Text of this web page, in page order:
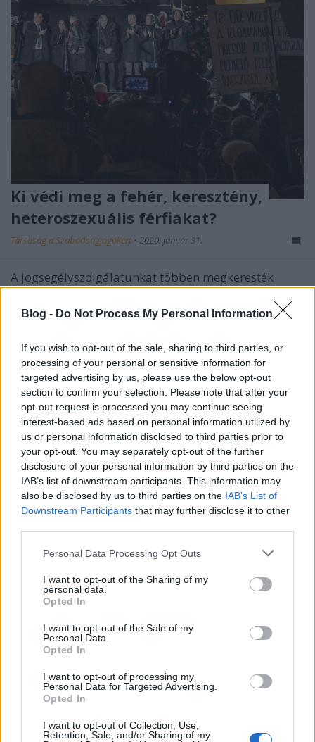
Blog - Do Not Process My Personal Information
If you wish to opt-out of the sale, sharing to third parties, or
processing of your personal or sensitive information for
targeted advertising by us, please use the below opt-out
section to confirm your selection. Please note that after your
opt-out request is processed you may continue seeing
interest-based ads based on personal information utilized by
us or personal information disclosed to third parties prior to
your opt-out. You may separately opt-out of the further
disclosure of your personal information by third parties on the
IAB’s list of downstream participants. This information may
also be disclosed by us to third parties on the IAB’s List of
Downstream Participants that may further disclose it to other
Please note that this website/app uses one or more Google
not limited to your visit or usage behaviour. You may click to
grant or deny consent to Google and its third-party tags to
use your data for below specified purposes in below Google
consent section.
Personal Data Processing Opt Outs
I want to opt-out of the Sharing of my
personal data.
Opted In
I want to opt-out of the Sale of my
Personal Data.
Opted In
I want to opt-out of processing my
Personal Data for Targeted Advertising.
Opted In
I want to opt-out of Collection, Use,
Retention, Sale, and/or Sharing of my
Ki védi meg a fehér, keresztény,
heteroszexuális férfiakat?
Társaság a Szabadságjogokért • 2020. január 31.
A jogsegélyszolgálatunkat többen megkeresték
azzal, hogy lépjünk fel Niedermüller Péter fehér
heteroszexuális férfiakra és nőkre tett kijelentésével
szemben, mert az szerintük kirekesztés, rasszizmus.
TASZ25: Bárki legyen a
miniszterelnök, megvédjük azt, aki
Medvegy Gábor•2019. november 15.
Történetünk során mindig alapvető volt számunkra,
hogy nem annak alapján döntjük el, kinek nyújtunk
jogsegélyt, hogy egyetértünk-e a céljaival. Ez azokra
is vonatkozik, akik tüntetéseken nyilvánítottak
véleményt – bármi is legyen az a vélemény. Vannak,